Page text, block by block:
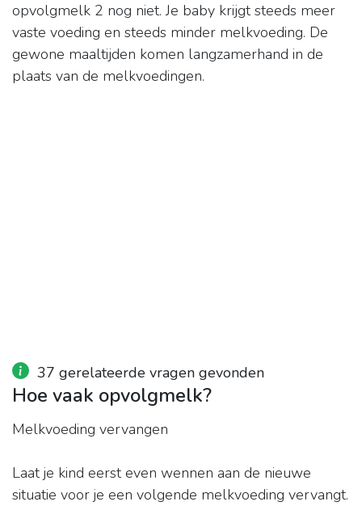
opvolgmelk 2 nog niet. Je baby krijgt steeds meer
vaste voeding en steeds minder melkvoeding. De
gewone maaltijden komen langzamerhand in de
plaats van de melkvoedingen.
37 gerelateerde vragen gevonden
Hoe vaak opvolgmelk?
Melkvoeding vervangen
Laat je kind eerst even wennen aan de nieuwe
situatie voor je een volgende melkvoeding vervangt.